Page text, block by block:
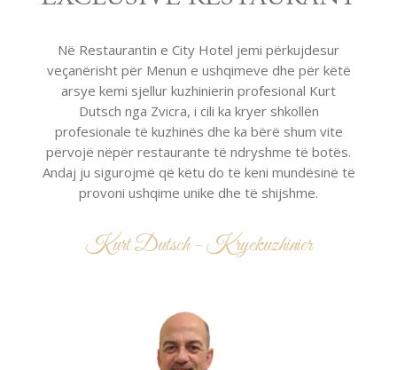
Në Restaurantin e City Hotel jemi përkujdesur
veçanërisht për Menun e ushqimeve dhe për këtë
arsye kemi sjellur kuzhinierin profesional Kurt
Dutsch nga Zvicra, i cili ka kryer shkollën
profesionale të kuzhinës dhe ka bërë shum vite
përvojë nëpër restaurante të ndryshme të botës.
Andaj ju sigurojmë që këtu do të keni mundësinë të
provoni ushqime unike dhe të shijshme.
Kurt Dutsch - Kryekuzhinier